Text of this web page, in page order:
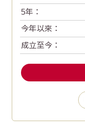
5年：
今年以來：
成立至今：